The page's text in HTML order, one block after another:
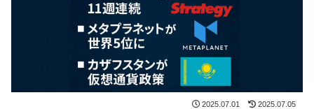
2025.07.01 2025.07.05